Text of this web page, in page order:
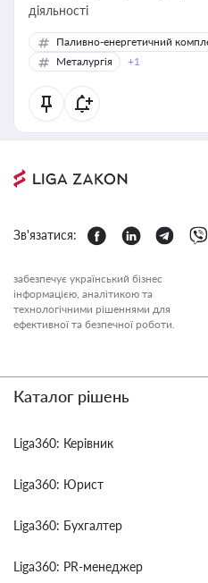
діяльності
Паливно-енергетичний
Металургія
+1
Зв'язатися:
забезпечує український бізнес
інформацією, аналітикою та
технологічними рішеннями для
ефективної та безпечної роботи.
Каталог рішень
Liga360: Керівник
Liga360: Юрист
Liga360: Бухгалтер
Liga360: PR-менеджер